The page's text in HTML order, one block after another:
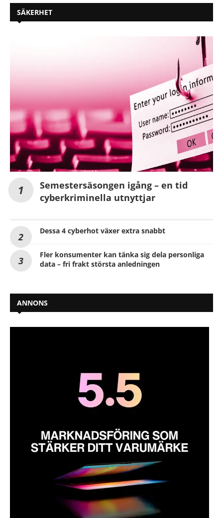
SÄKERHET
Semestersäsongen igång – en tid
cyberkriminella utnyttjar
Dessa 4 cyberhot växer extra snabbt
Fler konsumenter kan tänka sig dela personliga
data – fri frakt största anledningen
ANNONS